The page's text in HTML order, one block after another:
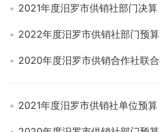
2021年度汨罗市供销社部门决算
2022年度汨罗市供销社部门预算
2021年度汨罗市供销社单位预算